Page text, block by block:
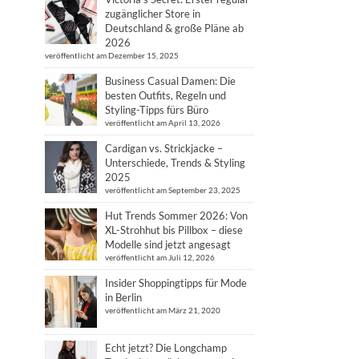
zugänglicher Store in
Deutschland & große Pläne ab
2026
veröffentlicht am Dezember 15, 2025
Business Casual Damen: Die
besten Outfits, Regeln und
Styling-Tipps fürs Büro
veröffentlicht am April 13, 2026
Cardigan vs. Strickjacke –
Unterschiede, Trends & Styling
2025
veröffentlicht am September 23, 2025
Hut Trends Sommer 2026: Von
XL-Strohhut bis Pillbox – diese
Modelle sind jetzt angesagt
veröffentlicht am Juli 12, 2026
Insider Shoppingtipps für Mode
in Berlin
veröffentlicht am März 21, 2020
Echt jetzt? Die Longchamp